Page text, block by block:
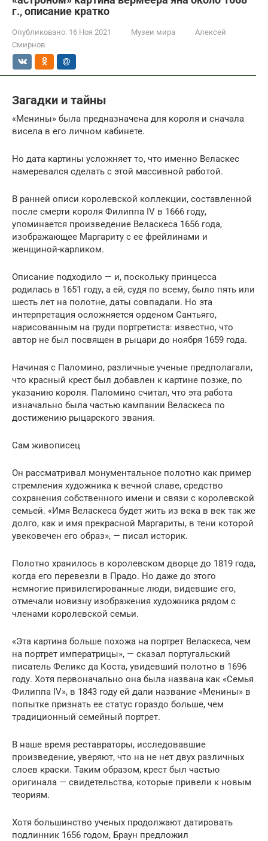
г., описание кратко
Опубликовано: 16 Ноя 2021 Музеи мира
Алексей
Смирнов
Загадки и тайны
«Менины» была предназначена для короля и сначала
висела в его личном кабинете.
Но дата картины усложняет то, что именно Веласкес
намеревался сделать с этой массивной работой.
В ранней описи королевской коллекции, составленной
после смерти короля Филиппа IV в 1666 году,
упоминается произведение Веласкеса 1656 года,
изображающее Маргариту с ее фрейлинами и
женщиной-карликом.
Описание подходило — и, поскольку принцесса
родилась в 1651 году, а ей, судя по всему, было пять или
шесть лет на полотне, даты совпадали. Но эта
интерпретация осложняется орденом Сантьяго,
нарисованным на груди портретиста: известно, что
автор не был посвящен в рыцари до ноября 1659 года.
Начиная с Паломино, различные ученые предполагали,
что красный крест был добавлен к картине позже, по
указанию короля. Паломино считал, что эта работа
изначально была частью кампании Веласкеса по
достижению рыцарского звания.
Сам живописец
Он рассматривал монументальное полотно как пример
стремления художника к вечной славе, средство
сохранения собственного имени и связи с королевской
семьей. «Имя Веласкеса будет жить из века в век так же
долго, как и имя прекрасной Маргариты, в тени которой
увековечен его образ», — писал историк.
Полотно хранилось в королевском дворце до 1819 года,
когда его перевезли в Прадо. Но даже до этого
немногие привилегированные люди, видевшие его,
отмечали новизну изображения художника рядом с
членами королевской семьи.
«Эта картина больше похожа на портрет Веласкеса, чем
на портрет императрицы», — сказал португальский
писатель Феликс да Коста, увидевший полотно в 1696
году. Хотя первоначально она была названа как «Семья
Филиппа IV», в 1843 году ей дали название «Менины» в
попытке признать ее статус гораздо больше, чем
традиционный семейный портрет.
В наше время реставраторы, исследовавшие
произведение, уверяют, что на не нет двух различных
слоев краски. Таким образом, крест был частью
оригинала — свидетельства, которые привели к новым
теориям.
Хотя большинство ученых продолжают датировать
подлинник 1656 годом, Браун предложил